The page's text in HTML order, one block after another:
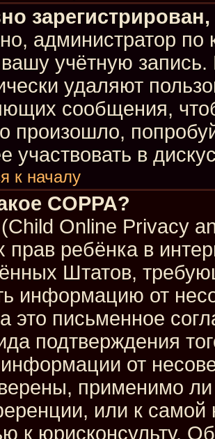
администратор по
учётную
удаляют
сообщения,
произошло,
участвовать в
к началу
COPPA?
Online Privacy
прав ребёнка в
Штатов,
информацию от
это письменное
подтверждения
от
применимо
или к самой
к юрисконсульту.